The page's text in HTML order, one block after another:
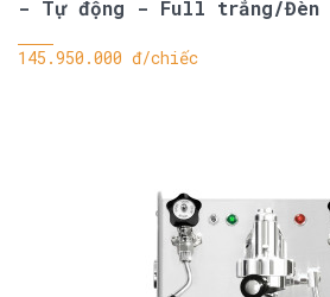
- Tự động - Full trắng/Đèn
145.950.000 đ/chiếc